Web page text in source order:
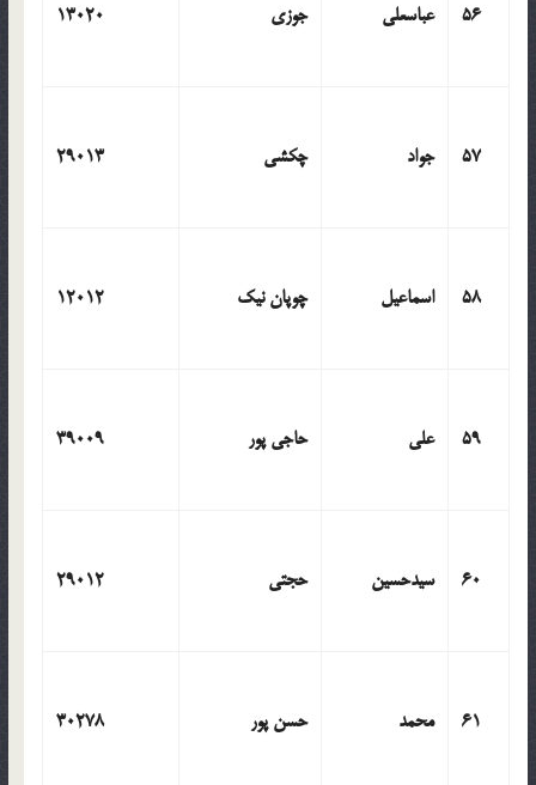
56 عباسعلی جوزی 13020
57 جواد چکشی 29013
58 اسماعیل چوپان نیک 12012
59 علی حاجی پور 39009
60 سیدحسین حجتی 29012
61 محمد حسن پور 30278